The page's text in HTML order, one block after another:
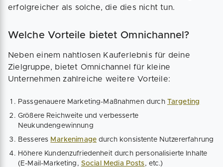
erfolgreicher als solche, die dies nicht tun.
Welche Vorteile bietet Omnichannel?
Neben einem nahtlosen Kauferlebnis für deine
Zielgruppe, bietet Omnichannel für kleine
Unternehmen zahlreiche weitere Vorteile:
Passgenauere Marketing-Maßnahmen durch Targeting
Größere Reichweite und verbesserte
Neukundengewinnung
Besseres Markenimage durch konsistente Nutzererfahrung
Höhere Kundenzufriedenheit durch personalisierte Inhalte
(E-Mail-Marketing, Social Media Posts, etc.)